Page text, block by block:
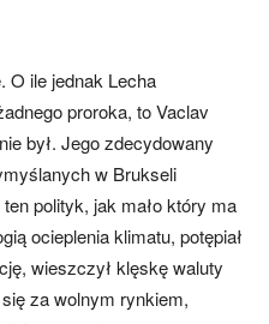
O ile jednak Lecha
proroka, to Vaclav
był. Jego zdecydowany
w Brukseli
polityk, jak mało który ma
ocieplenia klimatu, potępiał
wieszczył klęskę waluty
za wolnym rynkiem,